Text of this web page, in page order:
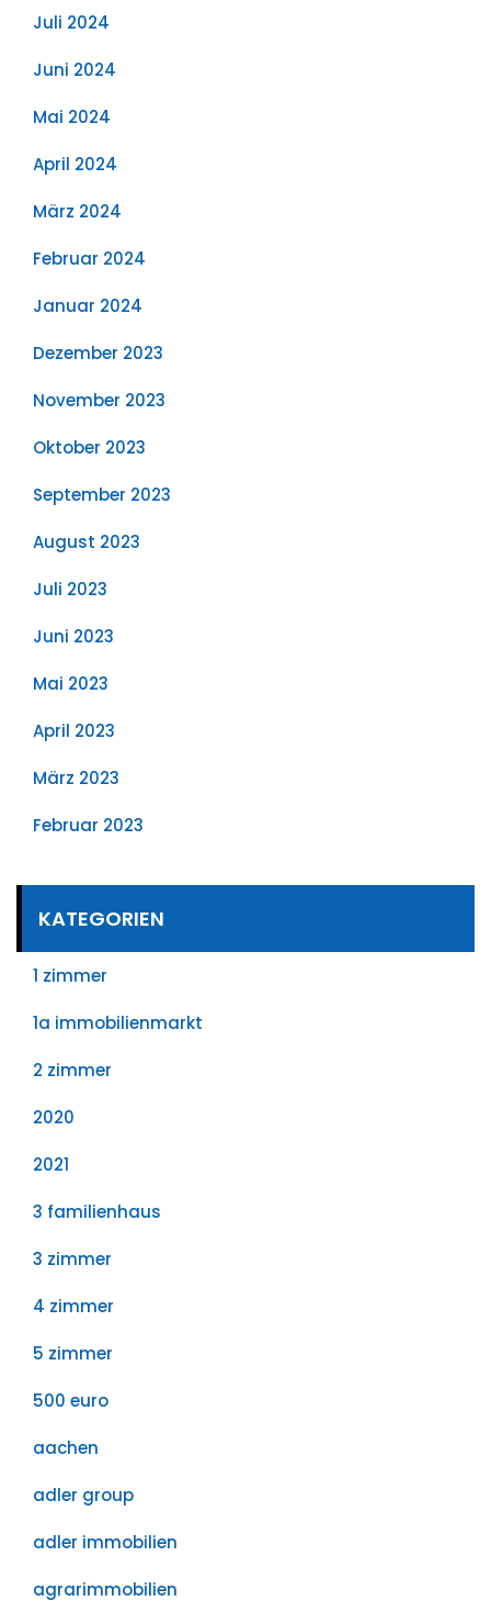
Juli 2024
Juni 2024
Mai 2024
April 2024
März 2024
Februar 2024
Januar 2024
Dezember 2023
November 2023
Oktober 2023
September 2023
August 2023
Juli 2023
Juni 2023
Mai 2023
April 2023
März 2023
Februar 2023
KATEGORIEN
1 zimmer
1a immobilienmarkt
2 zimmer
2020
2021
3 familienhaus
3 zimmer
4 zimmer
5 zimmer
500 euro
aachen
adler group
adler immobilien
agrarimmobilien